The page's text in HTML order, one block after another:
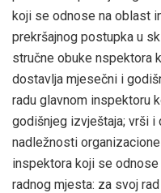
koji se odnose na oblast
prekršajnog postupka u
stručne obuke nspektora
dostavlja mjesečni i
radu glavnom inspektoru
godišnjeg izvještaja; vrši
nadležnosti
inspektora koji se odnose
radnog mjesta: za svoj